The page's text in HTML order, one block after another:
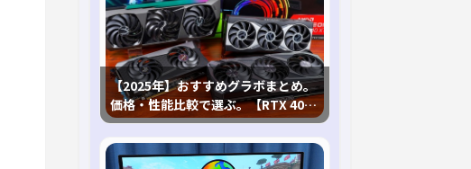
【2025年】おすすめグラボまとめ。
価格・性能比較で選ぶ。【RTX 40,
RX 7000各種に対応】